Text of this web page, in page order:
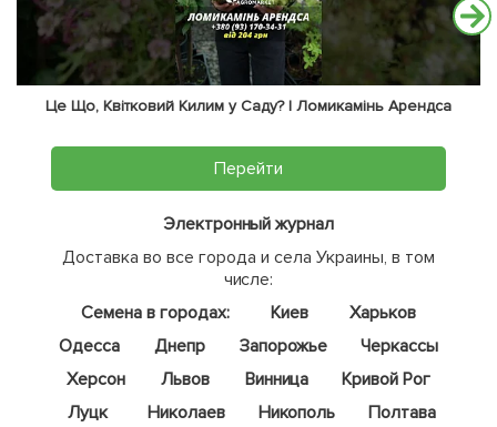
Це Що, Квітковий Килим у Саду? | Ломикамінь Арендса
Перейти
Электронный журнал
Доставка во все города и села Украины, в том
числе:
Семена в городах:
Киев
Харьков
Одесса
Днепр Запорожье
Черкассы
Херсон
Львов Винница
Кривой Рог
Луцк
Николаев Никополь
Полтава